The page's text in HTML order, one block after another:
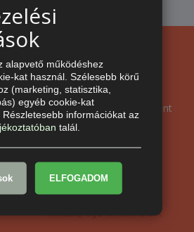
TÁRSKERESŐ
Keresés
Társkereső településenként
Randitippek
Randi Ötletek
Heti horoszkóp
HÍREK, ÚJDONSÁGOK
alapvető működéshez
kat használ. Szélesebb körű
(marketing, statisztika,
egyéb cookie-kat
információkat az
talál.
ELFOGADOM